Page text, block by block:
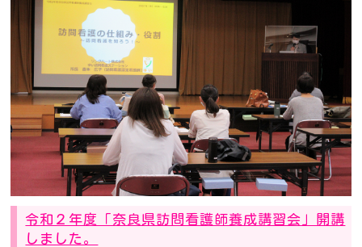
令和２年度「奈良県訪問看護師養成講習会」開講
しました。